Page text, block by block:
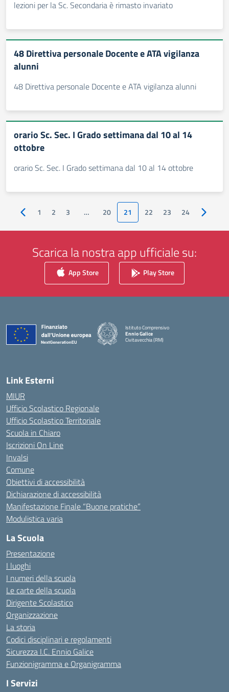
lezioni per la Sc. Secondaria è rimasto invariato
48 Direttiva personale Docente e ATA vigilanza
alunni
48 Direttiva personale Docente e ATA vigilanza alunni
orario Sc. Sec. I Grado settimana dal 10 al 14
ottobre
orario Sc. Sec. I Grado settimana dal 10 al 14 ottobre
Pagina precedente
1 2 3 … 20 21 22 23 24 Pagina
Scarica la nostra app ufficiale su:
App Store Play Store
Istituto Comprensivo
Ennio Galice
Civitavecchia (RM)
Link Esterni
MIUR
Ufficio Scolastico Regionale
Ufficio Scolastico Territoriale
Scuola in Chiaro
Iscrizioni On Line
Invalsi
Comune
Obiettivi di accessibilità
Dichiarazione di accessibilità
Manifestazione Finale “Buone pratiche”
Modulistica varia
La Scuola
Presentazione
I luoghi
I numeri della scuola
Le carte della scuola
Dirigente Scolastico
Organizzazione
La storia
Codici disciplinari e regolamenti
Sicurezza I.C. Ennio Galice
Funzionigramma e Organigramma
I Servizi